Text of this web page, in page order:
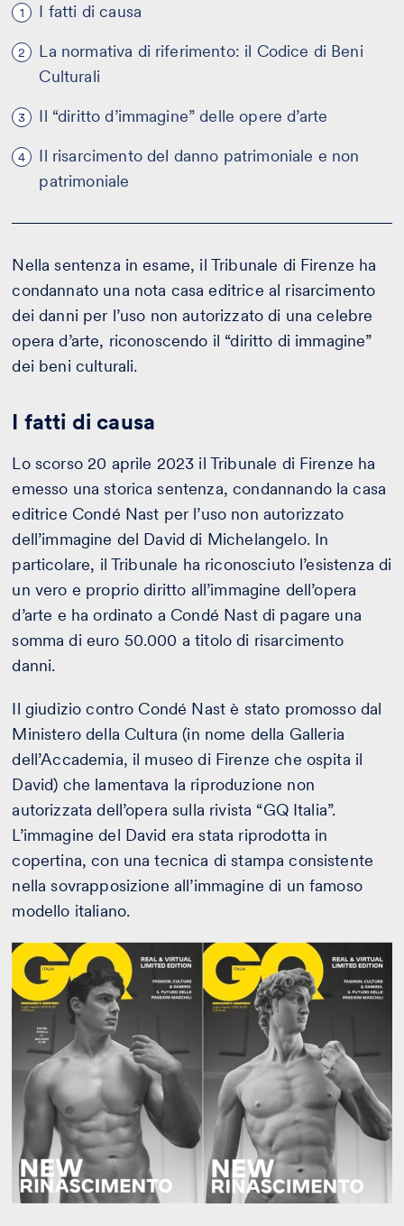
1 I fatti di causa
2
La normativa di riferimento: il Codice di Beni
Culturali
3 Il “diritto d’immagine” delle opere d’arte
4
Il risarcimento del danno patrimoniale e non
patrimoniale
Nella sentenza in esame, il Tribunale di Firenze ha
condannato una nota casa editrice al risarcimento
dei danni per l’uso non autorizzato di una celebre
opera d’arte, riconoscendo il “diritto di immagine”
dei beni culturali.
I fatti di causa
Lo scorso 20 aprile 2023 il Tribunale di Firenze ha
emesso una storica sentenza, condannando la casa
editrice Condé Nast per l’uso non autorizzato
dell’immagine del David di Michelangelo. In
particolare, il Tribunale ha riconosciuto l’esistenza di
un vero e proprio diritto all’immagine dell’opera
d’arte e ha ordinato a Condé Nast di pagare una
somma di euro 50.000 a titolo di risarcimento
danni.
Il giudizio contro Condé Nast è stato promosso dal
Ministero della Cultura (in nome della Galleria
dell’Accademia, il museo di Firenze che ospita il
David) che lamentava la riproduzione non
autorizzata dell’opera sulla rivista “GQ Italia”.
L’immagine del David era stata riprodotta in
copertina, con una tecnica di stampa consistente
nella sovrapposizione all’immagine di un famoso
modello italiano.